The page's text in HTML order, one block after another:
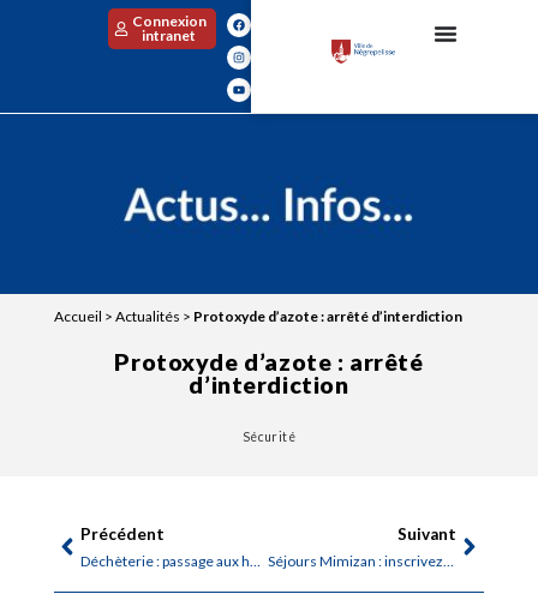
Connexion
intranet
Accueil > Actualités > Protoxyde d’azote : arrêté d’interdiction
Protoxyde d’azote : arrêté
d’interdiction
Sécurité
Précédent
Déchèterie : passage aux horaires d’été
Suivant
Séjours Mimizan : inscrivez vos enfants